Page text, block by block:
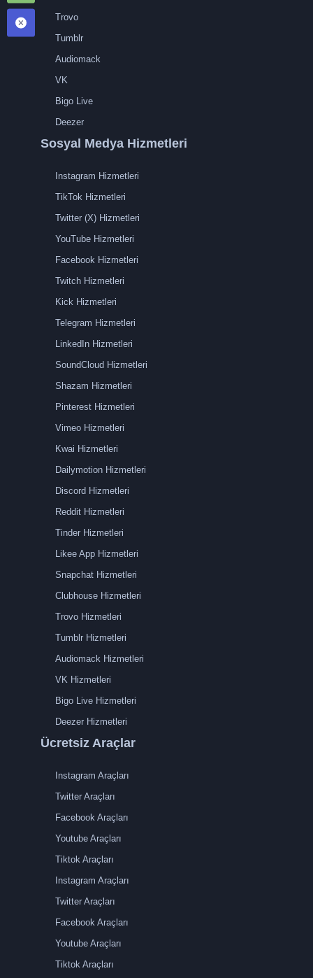
Trovo
Tumblr
Audiomack
VK
Bigo Live
Deezer
Sosyal Medya Hizmetleri
Instagram Hizmetleri
TikTok Hizmetleri
Twitter (X) Hizmetleri
YouTube Hizmetleri
Facebook Hizmetleri
Twitch Hizmetleri
Kick Hizmetleri
Telegram Hizmetleri
LinkedIn Hizmetleri
SoundCloud Hizmetleri
Shazam Hizmetleri
Pinterest Hizmetleri
Vimeo Hizmetleri
Kwai Hizmetleri
Dailymotion Hizmetleri
Discord Hizmetleri
Reddit Hizmetleri
Tinder Hizmetleri
Likee App Hizmetleri
Snapchat Hizmetleri
Clubhouse Hizmetleri
Trovo Hizmetleri
Tumblr Hizmetleri
Audiomack Hizmetleri
VK Hizmetleri
Bigo Live Hizmetleri
Deezer Hizmetleri
Ücretsiz Araçlar
Instagram Araçları
Twitter Araçları
Facebook Araçları
Youtube Araçları
Tiktok Araçları
Instagram Araçları
Twitter Araçları
Facebook Araçları
Youtube Araçları
Tiktok Araçları